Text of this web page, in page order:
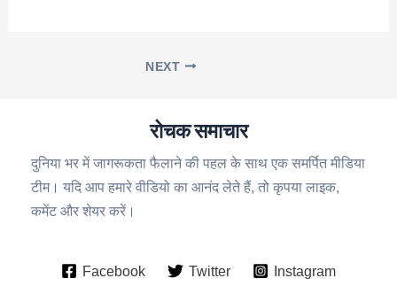
NEXT
रोचक समाचार
दुनिया भर में जागरूकता फैलाने की पहल के साथ एक समर्पित मीडिया
टीम। यदि आप हमारे वीडियो का आनंद लेते हैं, तो कृपया लाइक,
कमेंट और शेयर करें।
Facebook Twitter Instagram